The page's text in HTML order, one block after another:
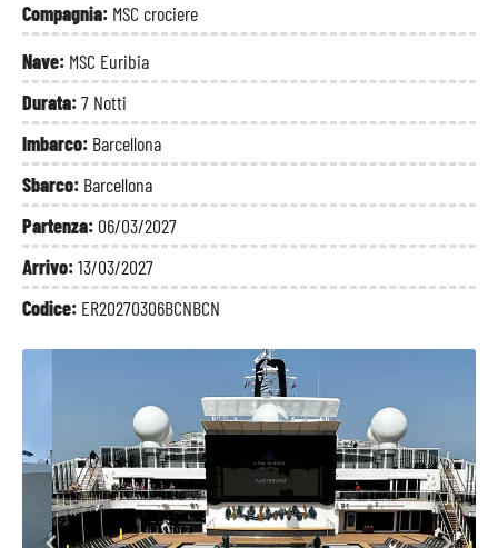
Compagnia: MSC crociere
Nave: MSC Euribia
Durata:7 Notti
Imbarco: Barcellona
Sbarco: Barcellona
Partenza: 06/03/2027
Arrivo:13/03/2027
Codice: ER20270306BCNBCN